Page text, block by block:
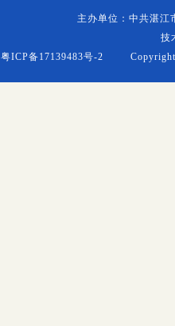
主办单位：中共湛
技
粤ICP备17139483号-2 Copyright